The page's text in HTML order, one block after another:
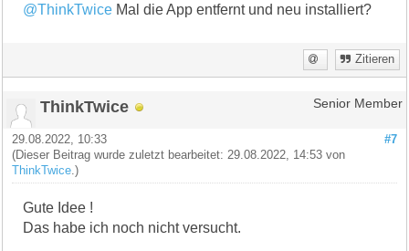
@ThinkTwice Mal die App entfernt und neu installiert?
Zitieren
ThinkTwice Senior Member
#7
29.08.2022, 10:33
(Dieser Beitrag wurde zuletzt bearbeitet: 29.08.2022, 14:53 von
ThinkTwice.)
Gute Idee !
Das habe ich noch nicht versucht.